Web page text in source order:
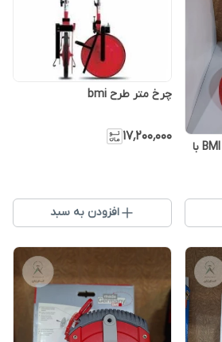
متر 20 متری فایبر رادیوس BMI با
چرخ متر طرح bmi
۱۷٬۲۰۰٬۰۰۰
افزودن به سبد